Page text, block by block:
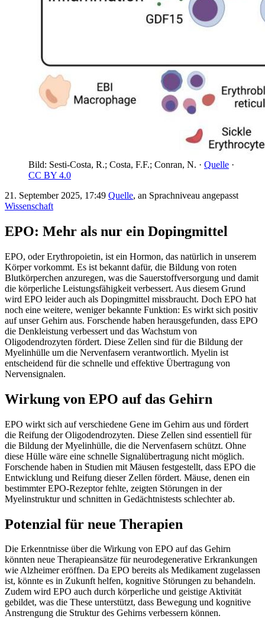
Bild: Sesti-Costa, R.; Costa, F.F.; Conran, N. · Quelle ·
CC BY 4.0
21. September 2025, 17:49 Quelle, an Sprachniveau angepasst
Wissenschaft
EPO: Mehr als nur ein Dopingmittel
EPO, oder Erythropoietin, ist ein Hormon, das natürlich in unserem
Körper vorkommt. Es ist bekannt dafür, die Bildung von roten
Blutkörperchen anzuregen, was die Sauerstoffversorgung und damit
die körperliche Leistungsfähigkeit verbessert. Aus diesem Grund
wird EPO leider auch als Dopingmittel missbraucht. Doch EPO hat
noch eine weitere, weniger bekannte Funktion: Es wirkt sich positiv
auf unser Gehirn aus. Forschende haben herausgefunden, dass EPO
die Denkleistung verbessert und das Wachstum von
Oligodendrozyten fördert. Diese Zellen sind für die Bildung der
Myelinhülle um die Nervenfasern verantwortlich. Myelin ist
entscheidend für die schnelle und effektive Übertragung von
Nervensignalen.
Wirkung von EPO auf das Gehirn
EPO wirkt sich auf verschiedene Gene im Gehirn aus und fördert
die Reifung der Oligodendrozyten. Diese Zellen sind essentiell für
die Bildung der Myelinhülle, die die Nervenfasern schützt. Ohne
diese Hülle wäre eine schnelle Signalübertragung nicht möglich.
Forschende haben in Studien mit Mäusen festgestellt, dass EPO die
Entwicklung und Reifung dieser Zellen fördert. Mäuse, denen ein
bestimmter EPO-Rezeptor fehlte, zeigten Störungen in der
Myelinstruktur und schnitten in Gedächtnistests schlechter ab.
Potenzial für neue Therapien
Die Erkenntnisse über die Wirkung von EPO auf das Gehirn
könnten neue Therapieansätze für neurodegenerative Erkrankungen
wie Alzheimer eröffnen. Da EPO bereits als Medikament zugelassen
ist, könnte es in Zukunft helfen, kognitive Störungen zu behandeln.
Zudem wird EPO auch durch körperliche und geistige Aktivität
gebildet, was die These unterstützt, dass Bewegung und kognitive
Anstrengung die Struktur des Gehirns verbessern können.